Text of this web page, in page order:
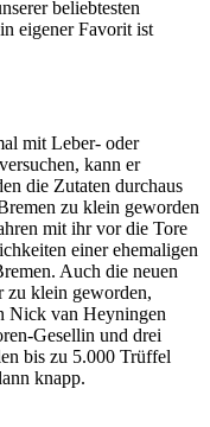
beliebtesten
eigener Favorit ist
mit Leber- oder
kann er
die Zutaten durchaus
zu klein geworden
mit ihr vor die Tore
einer ehemaligen
Auch die neuen
zu klein geworden,
Nick van Heyningen
Gesellin und drei
bis zu 5.000 Trüffel
knapp.